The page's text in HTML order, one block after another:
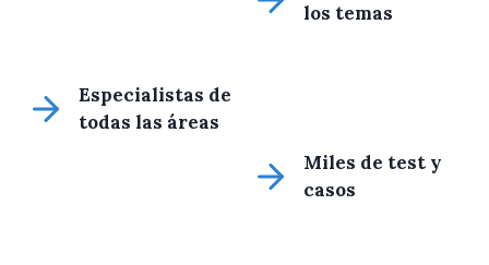
los temas
Especialistas de
todas las áreas
Miles de test y
casos